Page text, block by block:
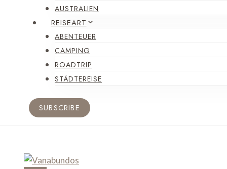
AUSTRALIEN
REISEART
ABENTEUER
CAMPING
ROADTRIP
STÄDTEREISE
SUBSCRIBE